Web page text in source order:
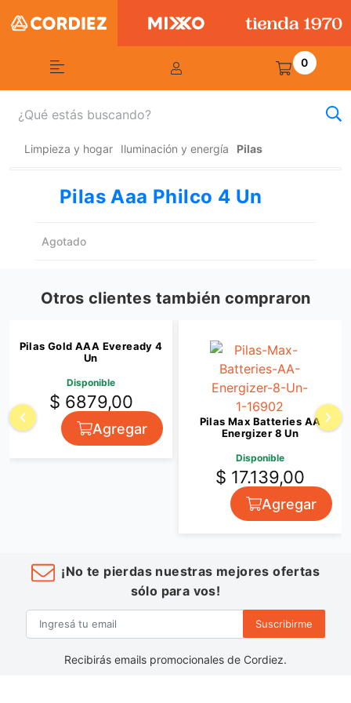
0
Limpieza y hogar Iluminación y energía Pilas
Pilas Aaa Philco 4 Un
Agotado
Otros clientes también compraron
Pilas Gold AAA Eveready 4
Un
Disponible
$ 6879,00
Agregar
Pilas Max Batteries AA
Energizer 8 Un
Disponible
$ 17.139,00
Agregar
¡No te pierdas nuestras mejores ofertas
sólo para vos!
Suscribirme
Recibirás emails promocionales de Cordiez.